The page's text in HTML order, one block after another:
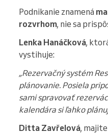
Podnikanie znamená
rozvrhom, nie sa
Lenka Hanáčková,
vystihuje:
„Rezervačný systém
plánovanie. Posiela
sami spravovať
kalendára si ľahko
Ditta Zavřelová,